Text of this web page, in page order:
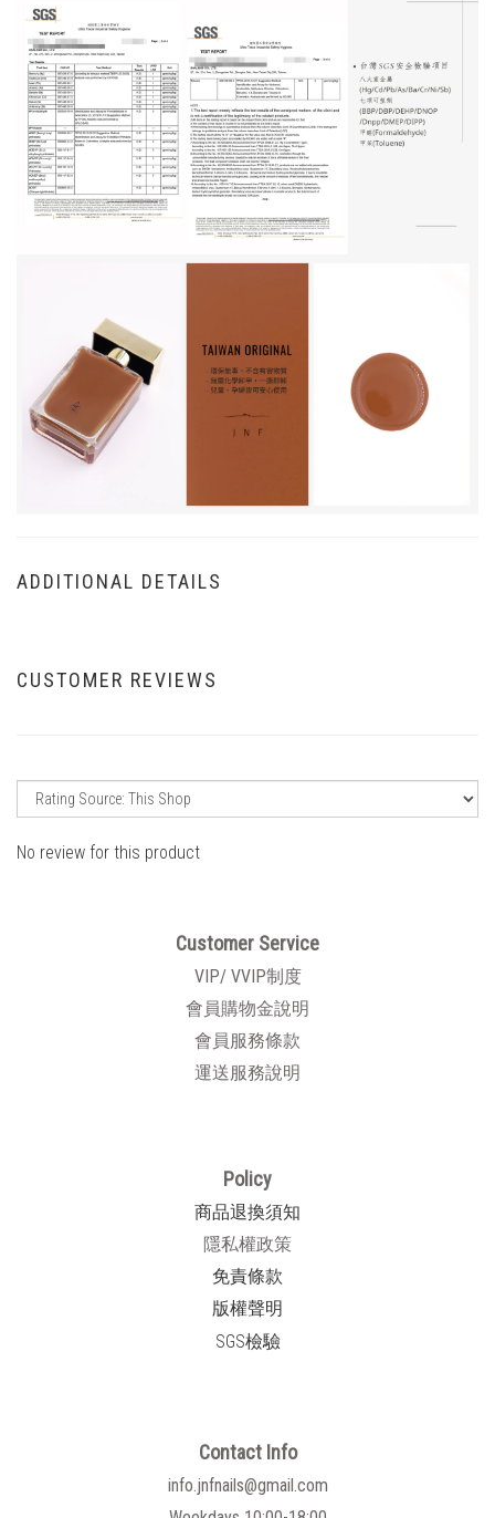
ADDITIONAL DETAILS
CUSTOMER REVIEWS
No review for this product
Customer Service
VIP/ VVIP制度
會員購物金說明
會員服務條款
運送服務說明
Policy
商品退換須知
隱私權政策
免責條款
版權聲明
SGS檢驗
Contact Info
info.jnfnails@gmail.com